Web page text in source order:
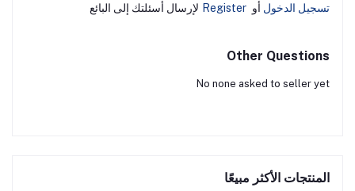
تسجيل الدخول أو Register لإرسال أسئلتك إلى البائع
Other Questions
No none asked to seller yet
المنتجات الأكثر مبيعًا